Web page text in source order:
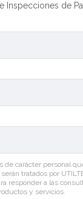
Inspecciones de
de carácter personal
tratados por
responder a las
y servicios.